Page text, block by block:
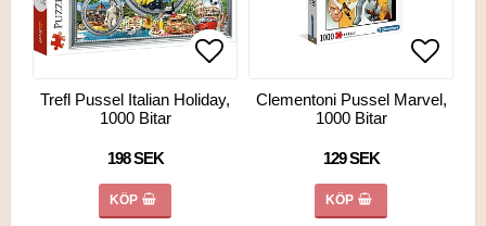
Lägg till i favoritlistan
Lägg till i favoritlistan
Trefl Pussel Italian Holiday,
1000 Bitar
198 SEK
KÖP
Lägg
Lägg
Clementoni Pussel Marvel,
1000 Bitar
129 SEK
KÖP